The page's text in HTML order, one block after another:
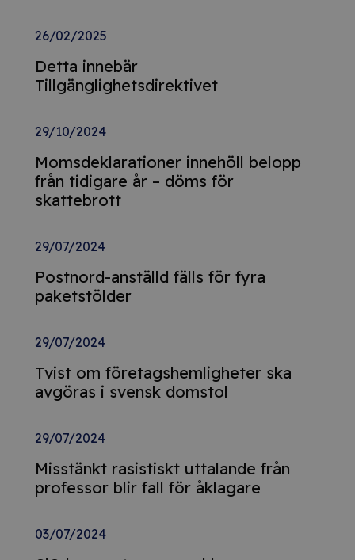
26/02/2025
Detta innebär
Tillgänglighetsdirektivet
29/10/2024
Momsdeklarationer innehöll belopp
från tidigare år – döms för
skattebrott
29/07/2024
Postnord-anställd fälls för fyra
paketstölder
29/07/2024
Tvist om företagshemligheter ska
avgöras i svensk domstol
29/07/2024
Misstänkt rasistiskt uttalande från
professor blir fall för åklagare
03/07/2024